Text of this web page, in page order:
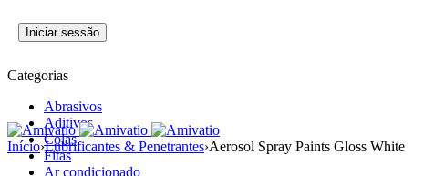
Categorias
Abrasivos
Aditivos
Colas
Fitas
Ar condicionado
Início›Lubrificantes & Penetrantes›Aerosol Spray Paints Gloss White